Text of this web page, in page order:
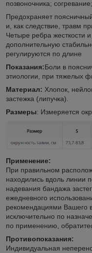
позвоночника;
Предохраняет
и, как следствие, травм
Четыре ребра жесткости
дополнительную
регулируются по длине
Показания:Боли в
этиологии, при тяжелых
Материал: Хлопок,
застежка (липучка).
Размеры: Измеряется
Применение:
При правильном
находились вдоль линии
надевания бандажа
ежедневного
рекомендациями Вашего
исключительно по
по применению,
Противопоказания:
Индивидуальная